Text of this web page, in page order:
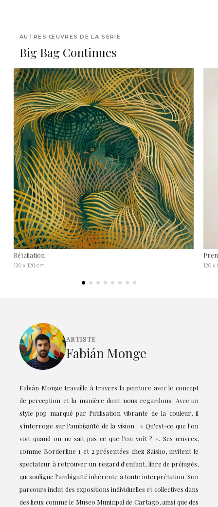
AUTRES ŒUVRES DE LA SÉRIE
Big Bag Continues
Rétaliation
120 x 120 cm 120 x
ARTISTE
Fabián Monge
Fabián Monge travaille à travers la peinture avec le concept
de perception et la manière dont nous regardons. Avec un
style pop marqué par l'utilisation vibrante de la couleur, il
s'interroge sur l'ambiguïté de la vision : « Qu'est-ce que l'on
voit quand on ne sait pas ce que l'on voit ? ». Ses œuvres,
comme Borderline 1 et 2 présentées chez Saisho, invitent le
spectateur à retrouver un regard d'enfant, libre de préjugés,
qui souligne l'ambiguïté inhérente à toute interprétation. Son
parcours inclut des expositions individuelles et collectives dans
des lieux comme le Museo Municipal de Cartago, ainsi que des